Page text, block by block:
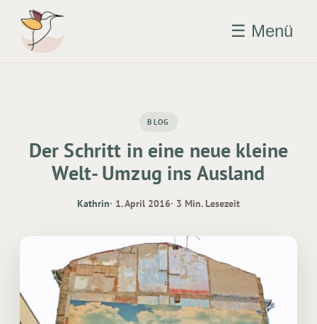
☰ Menü
BLOG
Der Schritt in eine neue kleine
Welt- Umzug ins Ausland
Kathrin· 1. April 2016· 3 Min. Lesezeit